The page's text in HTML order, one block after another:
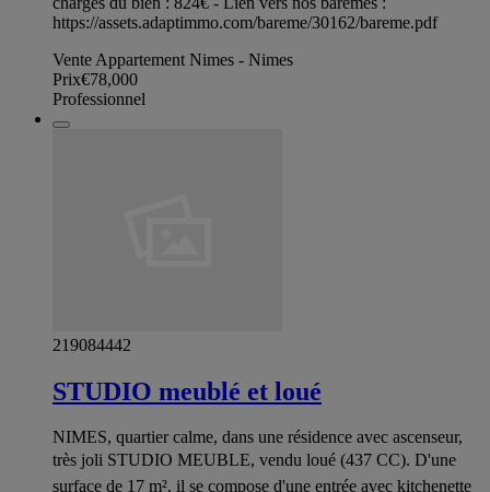
https://assets.adaptimmo.com/bareme/30162/bareme.pdf
Vente Appartement Nimes - Nimes
Prix€78,000
Professionnel
219084442
STUDIO meublé et loué
NIMES, quartier calme, dans une résidence avec ascenseur,
très joli STUDIO MEUBLE, vendu loué (437 CC). D'une
surface de 17 m², il se compose d'une entrée avec kitchenette